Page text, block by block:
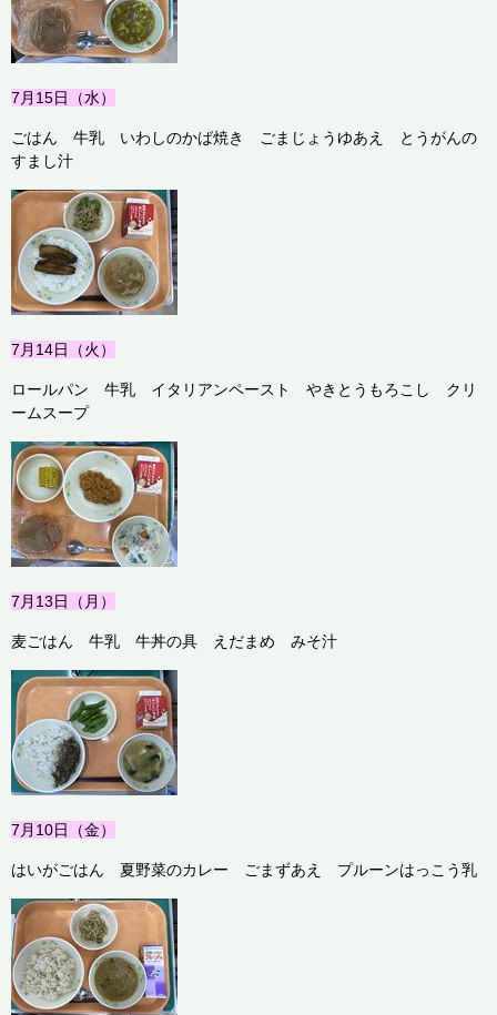
7月15日（水）
ごはん 牛乳 いわしのかば焼き ごまじょうゆあえ とうがんの
すまし汁
7月14日（火）
ロールパン 牛乳 イタリアンペースト やきとうもろこし クリ
ームスープ
7月13日（月）
麦ごはん 牛乳 牛丼の具 えだまめ みそ汁
7月10日（金）
はいがごはん 夏野菜のカレー ごまずあえ プルーンはっこう乳